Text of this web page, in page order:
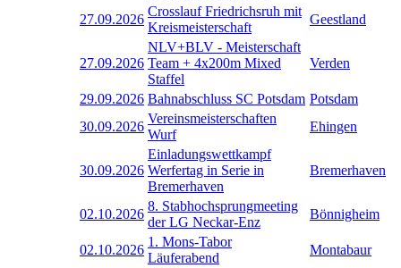
27.09.2026
Crosslauf Friedrichsruh mit
Kreismeisterschaft
Geestland
27.09.2026
NLV+BLV - Meisterschaft
Team + 4x200m Mixed
Staffel
Verden
29.09.2026 Bahnabschluss SC Potsdam Potsdam
30.09.2026
Vereinsmeisterschaften
Wurf
Ehingen
30.09.2026
Einladungswettkampf
Werfertag in Serie in
Bremerhaven
Bremerhaven
02.10.2026
8. Stabhochsprungmeeting
der LG Neckar-Enz
Bönnigheim
02.10.2026
1. Mons-Tabor
Läuferabend
Montabaur